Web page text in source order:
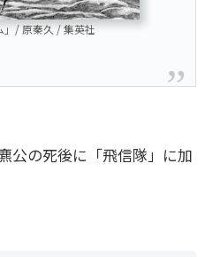
」/ 原秦久 / 集英社
公の死後に「飛信隊」に加